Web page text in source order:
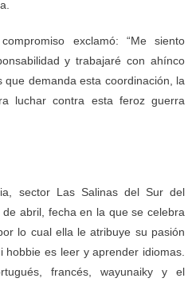
exclamó: “Me siento
y trabajaré con ahínco
que demanda esta coordinación, la
luchar contra esta feroz guerra
sector Las Salinas del Sur del
abril, fecha en la que se celebra
lo cual ella le atribuye su pasión
hobbie es leer y aprender idiomas.
francés, wayunaiky y el